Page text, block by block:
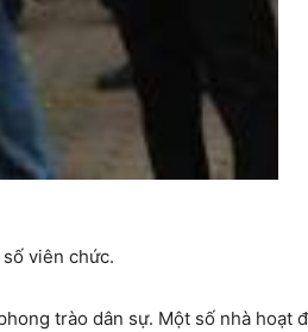
viên chức.
trào dân sự. Một số nhà hoạt